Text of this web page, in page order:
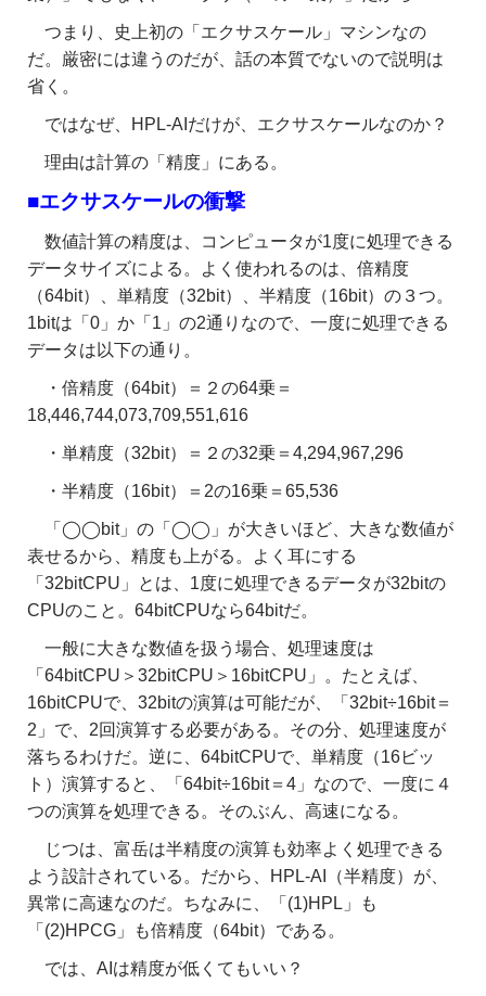
つまり、史上初の「エクサスケール」マシンなの
だ。厳密には違うのだが、話の本質でないので説明は
省く。
ではなぜ、 HPL-AIだけが、エクサスケールなのか？
理由は計算の「精度」にある。
■エクサスケールの衝撃
数値計算の精度は、コンピュータが1度に処理できる
データサイズによる。よく使われるのは、倍精度
（64bit）、単精度（32bit）、半精度（16bit）の３つ。
1bitは「0」か「1」の2通りなので、一度に処理できる
データは以下の通り。
・倍精度（64bit）＝２の64乗＝
18,446,744,073,709,551,616
・単精度（32bit）＝２の32乗＝4,294,967,296
・半精度（16bit）＝2の16乗＝65,536
「◯◯bit」の「◯◯」が大きいほど、大きな数値が
表せるから、精度も上がる。よく耳にする
「32bitCPU」とは、1度に処理できるデータが32bitの
CPUのこと。64bitCPUなら64bitだ。
一般に大きな数値を扱う場合、処理速度は
「64bitCPU＞32bitCPU＞16bitCPU」。たとえば、
16bitCPUで、32bitの演算は可能だが、「32bit÷16bit＝
2」で、2回演算する必要がある。その分、処理速度が
落ちるわけだ。逆に、64bitCPUで、単精度（16ビッ
ト）演算すると、「64bit÷16bit＝4」なので、一度に４
つの演算を処理できる。そのぶん、高速になる。
じつは、富岳は半精度の演算も効率よく処理できる
よう設計されている。だから、HPL-AI（半精度）が、
異常に高速なのだ。ちなみに、「(1)HPL」も
「(2)HPCG」も倍精度（64bit）である。
では、AIは精度が低くてもいい？